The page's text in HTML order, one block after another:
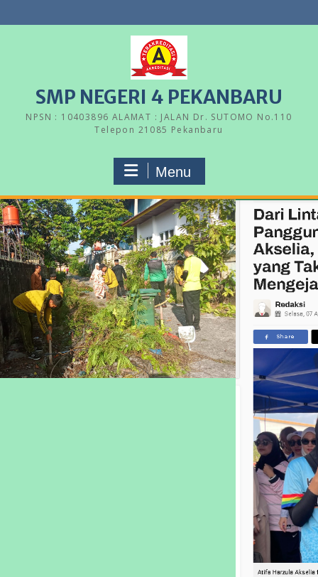
to
SMP NEGERI 4 PEKANBARU
NPSN : 10403896 ALAMAT : JALAN Dr. SUTOMO No.110
Telepon 21085 Pekanbaru
Menu